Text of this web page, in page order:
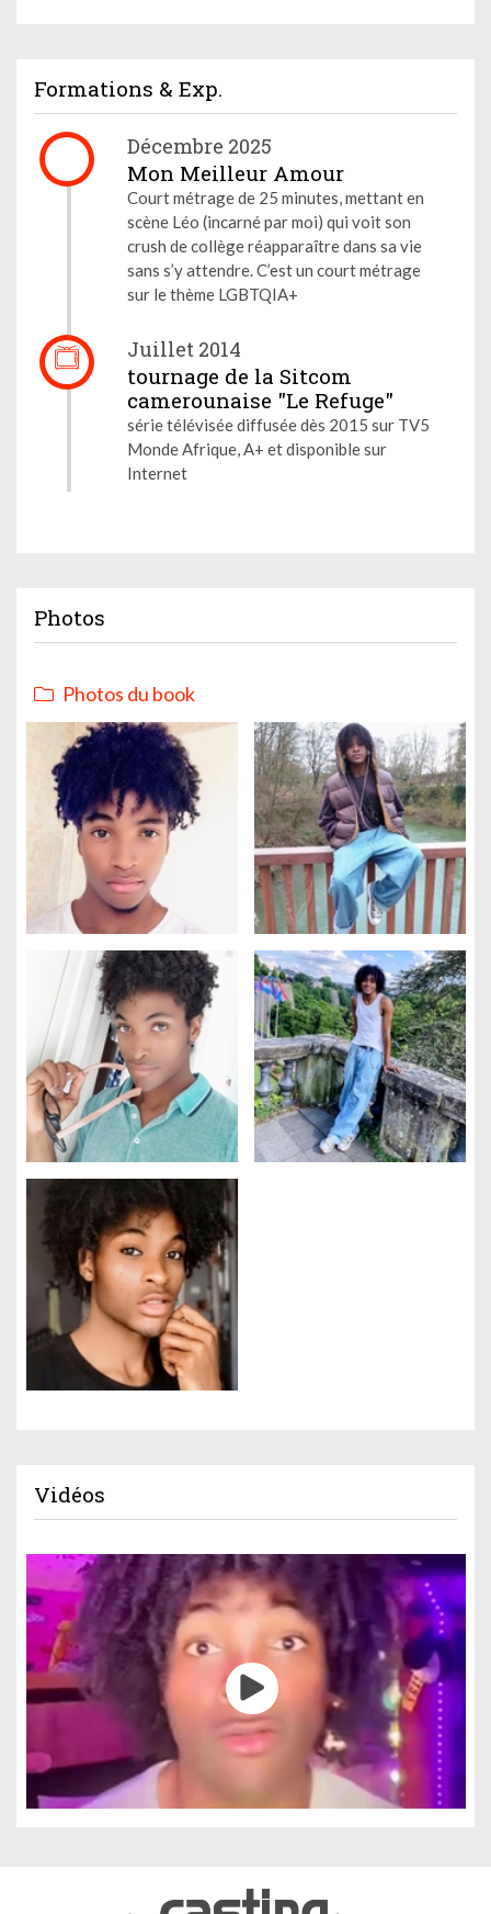
Formations & Exp.
Décembre 2025
Mon Meilleur Amour
Court métrage de 25 minutes, mettant en
scène Léo (incarné par moi) qui voit son
crush de collège réapparaître dans sa vie
sans s’y attendre. C’est un court métrage
sur le thème LGBTQIA+
Juillet 2014
tournage de la Sitcom
camerounaise "Le Refuge"
série télévisée diffusée dès 2015 sur TV5
Monde Afrique, A+ et disponible sur
Internet
Photos
Photos du book
Vidéos
Gestion des cookies
Nous utilisons des cookies qui facilitent l'utilisation du site,
améliorent la performance et la sécurité du site internet.
Faites-nous part de vos préférences de cookies pour chaque
service.
Mesure d'audience